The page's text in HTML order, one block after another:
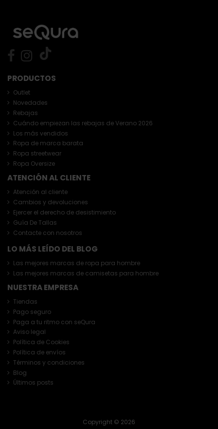
PRODUCTOS
Outlet
Novedades
Rebajas
Cuándo empiezan las rebajas de Verano 2026
Los más vendidos
Ropa de marca barata
Ropa streetwear
Ropa Oversize
ATENCIÓN AL CLIENTE
Atención al cliente
Cambios y devoluciones
Ejercer el derecho de desistimiento
Guía De Tallas
Contacte con nosotros
LO MÁS LEÍDO DEL BLOG
Las mejores marcas de ropa para hombre
Las mejores marcas de camisetas para hombre
NUESTRA EMPRESA
Tiendas
Pago seguro
Paga a tu ritmo con seQura
Aviso legal
Política de Cookies
Política de envíos
Términos y condiciones
Blog
Últimos posts
Copyright © 2026